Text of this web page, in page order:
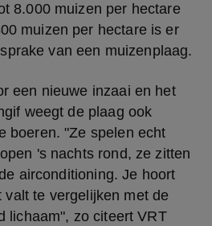
8.000 muizen per hectare
muizen per hectare is er
van een muizenplaag.
een nieuwe inzaai en het
weegt de plaag ook
boeren. "Ze spelen echt
's nachts rond, ze zitten
airconditioning. Je hoort
te vergelijken met de
lichaam", zo citeert VRT